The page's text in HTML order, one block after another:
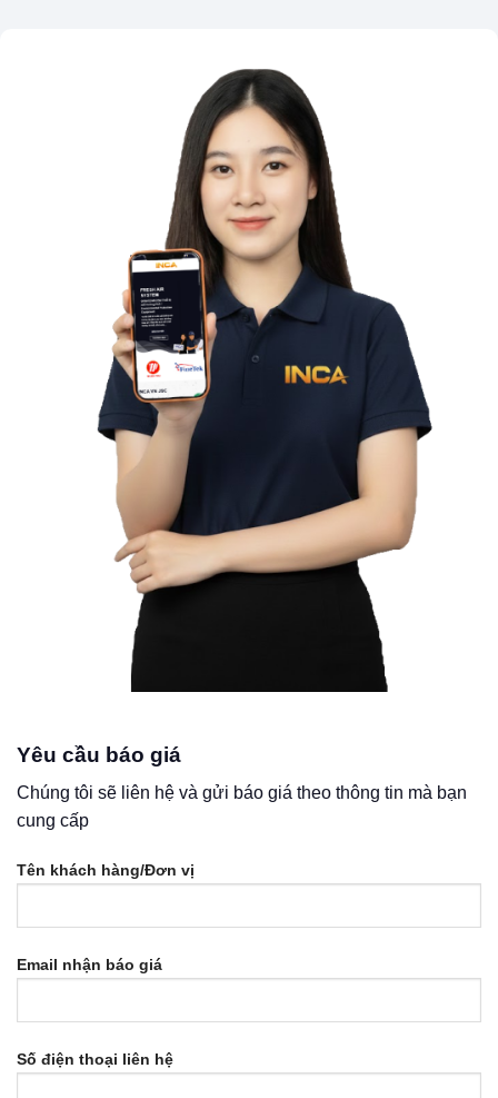
Yêu cầu báo giá
Chúng tôi sẽ liên hệ và gửi báo giá theo thông tin mà bạn
cung cấp
Tên khách hàng/Đơn vị
Email nhận báo giá
Số điện thoại liên hệ